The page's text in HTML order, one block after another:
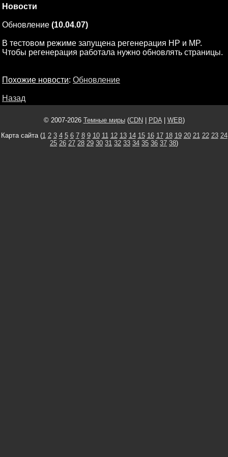
Новости
Обновление (10.04.07)
В тестовом режиме запущена регенерация HP и MP.
Чтобы регенерация работала нужно обновлять страницы.
Похожие новости: Обновление
Назад
© 2007-2026 Темные миры(CDN PDA| WEB)
Карта сайта (1 2 3 4 5 6 7 8 9 10 11 12 13 14 15 16 17 18 19 20 21 22 23 24
25 26 27 28 29 30 31 32 33 34 35 36 37 38)